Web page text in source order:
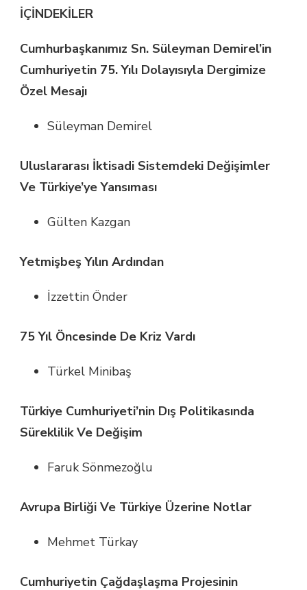
İÇİNDEKİLER
Cumhurbaşkanımız Sn. Süleyman Demirel’in
Cumhuriyetin 75. Yılı Dolayısıyla Dergimize
Özel Mesajı
Süleyman Demirel
Uluslararası İktisadi Sistemdeki Değişimler
Ve Türkiye’ye Yansıması
Gülten Kazgan
Yetmişbeş Yılın Ardından
İzzettin Önder
75 Yıl Öncesinde De Kriz Vardı
Türkel Minibaş
Türkiye Cumhuriyeti’nin Dış Politikasında
Süreklilik Ve Değişim
Faruk Sönmezoğlu
Avrupa Birliği Ve Türkiye Üzerine Notlar
Mehmet Türkay
Cumhuriyetin Çağdaşlaşma Projesinin